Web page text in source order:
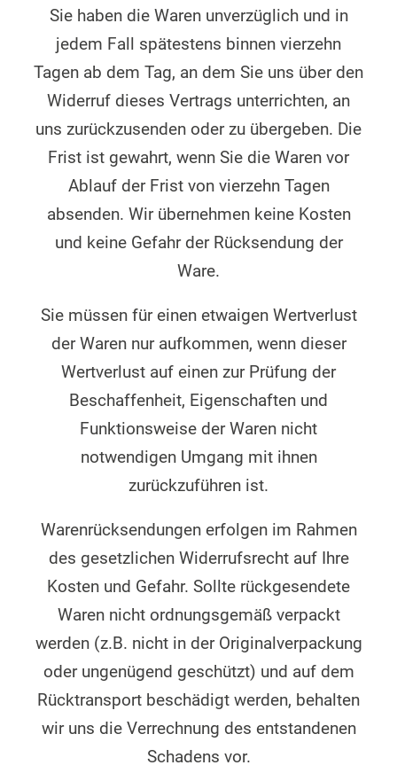
Sie haben die Waren unverzüglich und in
jedem Fall spätestens binnen vierzehn
Tagen ab dem Tag, an dem Sie uns über den
Widerruf dieses Vertrags unterrichten, an
uns zurückzusenden oder zu übergeben. Die
Frist ist gewahrt, wenn Sie die Waren vor
Ablauf der Frist von vierzehn Tagen
absenden. Wir übernehmen keine Kosten
und keine Gefahr der Rücksendung der
Ware.
Sie müssen für einen etwaigen Wertverlust
der Waren nur aufkommen, wenn dieser
Wertverlust auf einen zur Prüfung der
Beschaffenheit, Eigenschaften und
Funktionsweise der Waren nicht
notwendigen Umgang mit ihnen
zurückzuführen ist.
Warenrücksendungen erfolgen im Rahmen
des gesetzlichen Widerrufsrecht auf Ihre
Kosten und Gefahr. Sollte rückgesendete
Waren nicht ordnungsgemäß verpackt
werden (z.B. nicht in der Originalverpackung
oder ungenügend geschützt) und auf dem
Rücktransport beschädigt werden, behalten
wir uns die Verrechnung des entstandenen
Schadens vor.